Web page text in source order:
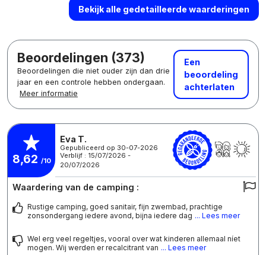
Bekijk alle gedetailleerde waarderingen
Beoordelingen (373)
Beoordelingen die niet ouder zijn dan drie
jaar en een controle hebben ondergaan.
Meer informatie
Een
beoordeling
achterlaten
8,62 /10
Eva T.
Gepubliceerd op 30-07-2026
Verblijf : 15/07/2026 -
20/07/2026
Waardering van de camping :
Rustige camping, goed sanitair, fijn zwembad, prachtige
zonsondergang iedere avond, bijna iedere dag ... Lees meer
Wel erg veel regeltjes, vooral over wat kinderen allemaal níet
mogen. Wij werden er recalcitrant van ... Lees meer